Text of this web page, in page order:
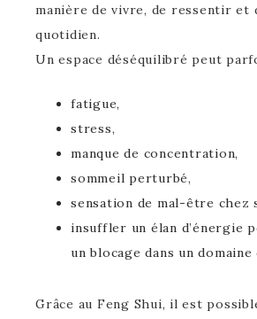
manière de vivre, de ressentir et
quotidien.
Un espace déséquilibré peut
fatigue,
stress,
manque de concentration,
sommeil perturbé,
sensation de mal-être chez
insuffler un élan d’énergie
un blocage dans un
Grâce au Feng Shui, il est